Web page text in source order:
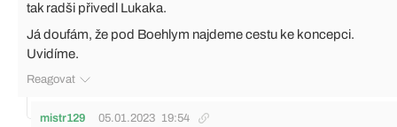
tak radši přivedl Lukaka.
Já doufám, že pod Boehlym najdeme cestu ke koncepci.
Uvidíme.
Reagovat
mistr129 05.01.2023 19:54